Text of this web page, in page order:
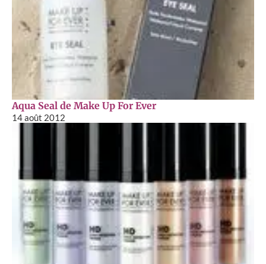
Aqua Seal de Make Up For Ever
14 août 2012